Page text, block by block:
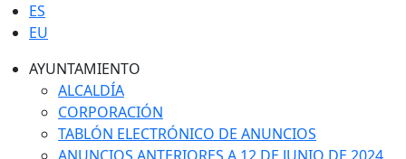
ES
EU
AYUNTAMIENTO
ALCALDÍA
CORPORACIÓN
TABLÓN ELECTRÓNICO DE ANUNCIOS